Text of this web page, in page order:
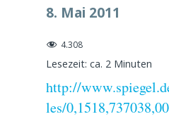
8. Mai 2011
4.308
Lesezeit: ca. 2 Minuten
http://
les/